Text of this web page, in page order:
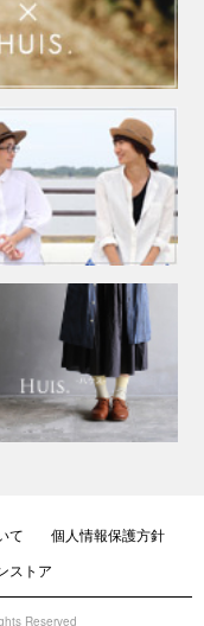
て
個人情報保護方針
ストア
Reserved